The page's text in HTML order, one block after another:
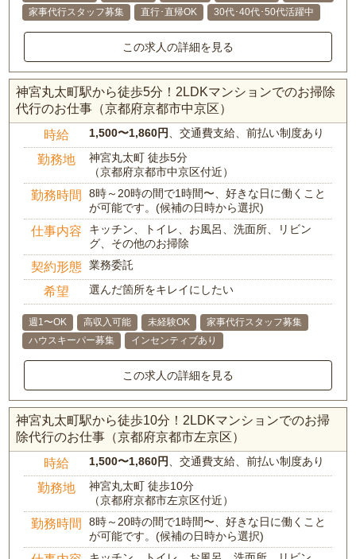
家事代行スタッフ募集
直行･直帰OK 30代･40代･50代活躍中
この求人の詳細を見る
神宮丸太町駅から徒歩5分！2LDKマンションでのお掃除
代行のお仕事（京都府京都市中京区）
時給 1,500〜1,860円 、交通費支給、前払い制度あり
勤務地
神宮丸太町 徒歩5分
（京都府京都市中京区付近）
勤務時間
8時～20時の間で1時間〜、好きな日に働くこと
が可能です。(候補の日時から選択)
仕事内容
キッチン、トイレ、お風呂、洗面所、リビン
グ、その他のお掃除
契約形態 業務委託
希望 選んだ箇所をキレイにしたい
週1〜OK 高収入可能 未経験OK
家事代行スタッフ募集
ハウスキーパー募集
インセンティブあり
この求人の詳細を見る
神宮丸太町駅から徒歩10分！2LDKマンションでのお掃
除代行のお仕事（京都府京都市左京区）
時給 1,500〜1,860円 、交通費支給、前払い制度あり
勤務地
神宮丸太町 徒歩10分
（京都府京都市左京区付近）
勤務時間
8時～20時の間で1時間〜、好きな日に働くこと
が可能です。(候補の日時から選択)